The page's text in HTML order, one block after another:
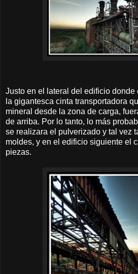
Justo en el lateral del edificio donde
la gigantesca cinta transportadora
mineral desde la zona de carga,
de arriba. Por lo tanto, lo más
se realizara el pulverizado y tal vez
moldes, y en el edificio siguiente el
piezas.